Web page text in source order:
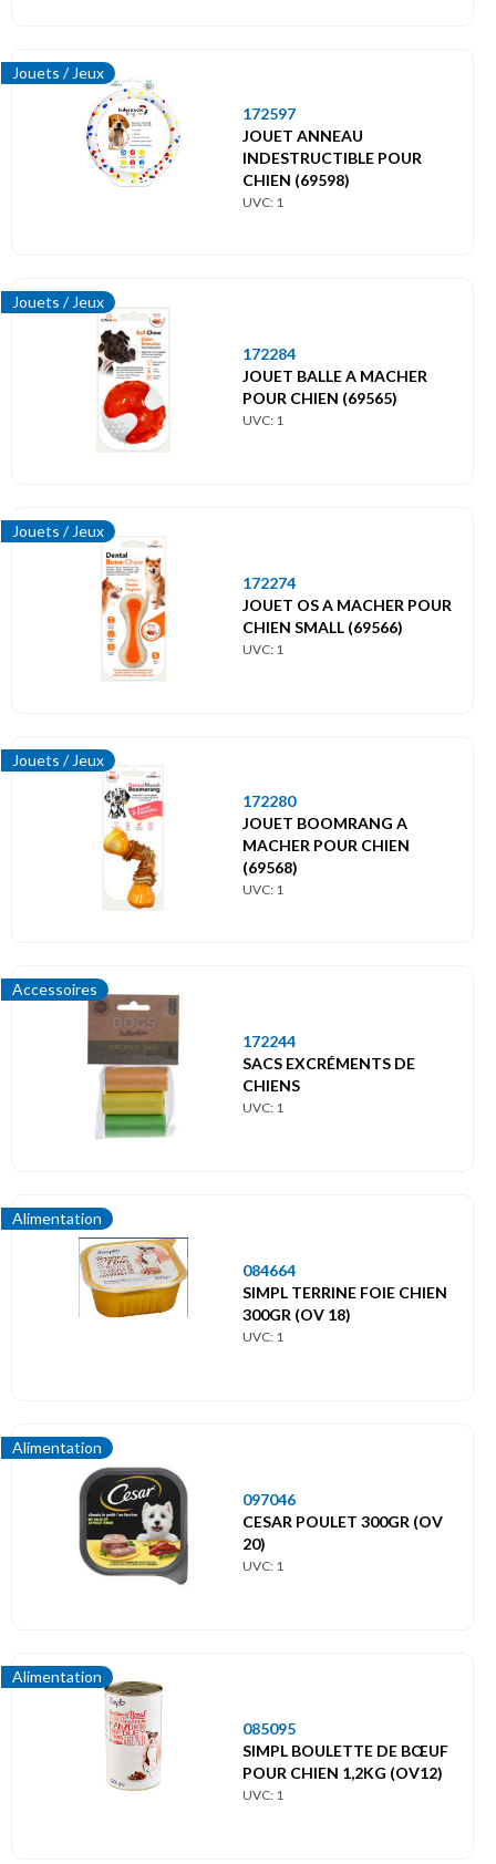
Jouets / Jeux
172597
JOUET ANNEAU
INDESTRUCTIBLE POUR
CHIEN (69598)
UVC: 1
Jouets / Jeux
172284
JOUET BALLE A MACHER
POUR CHIEN (69565)
UVC: 1
Jouets / Jeux
172274
JOUET OS A MACHER POUR
CHIEN SMALL (69566)
UVC: 1
Jouets / Jeux
172280
JOUET BOOMRANG A
MACHER POUR CHIEN
(69568)
UVC: 1
Accessoires
172244
SACS EXCRÉMENTS DE
CHIENS
UVC: 1
Alimentation
084664
SIMPL TERRINE FOIE CHIEN
300GR (OV 18)
UVC: 1
Alimentation
097046
CESAR POULET 300GR (OV
20)
UVC: 1
Alimentation
085095
SIMPL BOULETTE DE BŒUF
POUR CHIEN 1,2KG (OV12)
UVC: 1